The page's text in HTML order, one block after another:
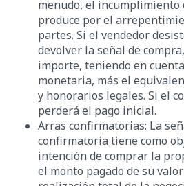
menudo, el incumplimiento
produce por el
partes. Si el vendedor
devolver la señal de
importe, teniendo en
monetaria, más el
y honorarios legales. Si el
perderá el pago inicial.
Arras confirmatorias: La
confirmatoria tiene como
intención de comprar la
el monto pagado de su